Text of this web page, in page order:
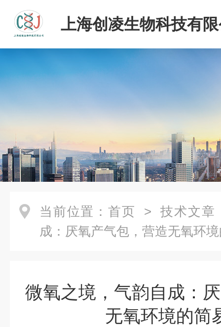
上海创凌生物科技有
当前位置： 首页 > 技术文章
成：厌氧产气包，营造无氧环
微氧之境，气韵自成：
无氧环境的简